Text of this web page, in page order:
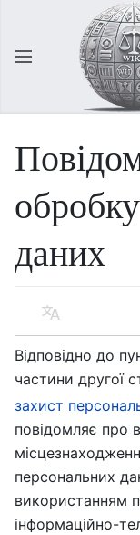
Відкрити головне меню
даних
Мова
Відповідно до
частини другої
захист
повідомляє про
персональних
використанням
інформаційно-